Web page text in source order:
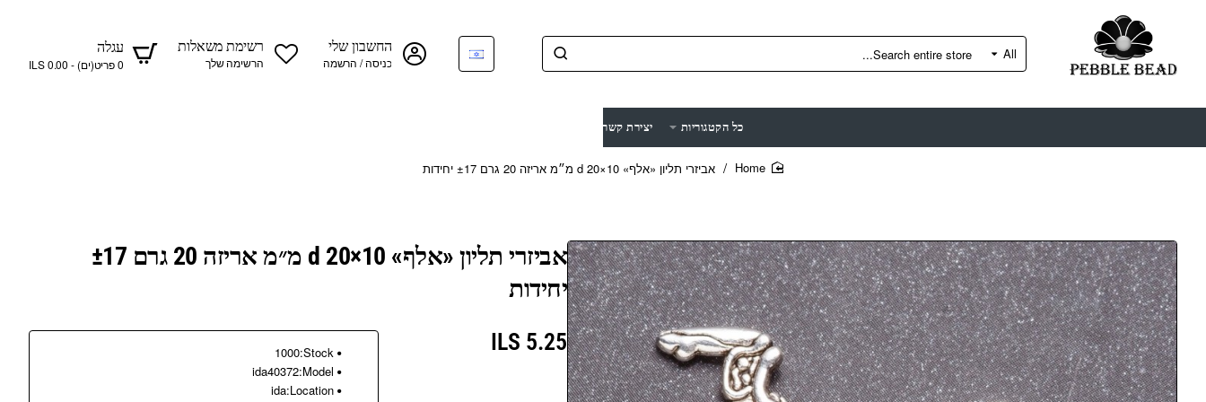
All
Search
entire
החשבון שלי
כניסה / הרשמה
רשימת משאלות
הרשימה שלך
עגלה
0 פריט(ים) - 0.00 ILS
כל הקטגוריות יצירת קשר
אביזרי תליון «אלף» d 20×10 מ״מ אריזה 20 גרם ±17 יחידות
אביזרי תליון «אלף» d 20×10 מ״מ אריזה 20 גרם ±17
יחידות
5.25 ILS
Stock:
1000
Model:
ida40372
Location:
ida